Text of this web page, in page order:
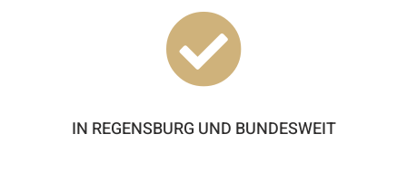

IN REGENSBURG UND BUNDESWEIT